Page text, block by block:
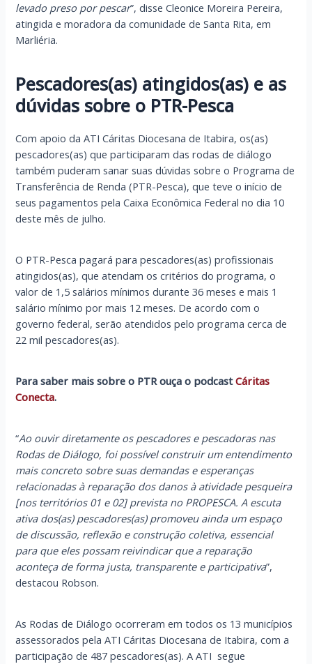
levado preso por pescar”, disse Cleonice Moreira Pereira,
atingida e moradora da comunidade de Santa Rita, em
Marliéria.
Pescadores(as) atingidos(as) e as
dúvidas sobre o PTR-Pesca
Com apoio da ATI Cáritas Diocesana de Itabira, os(as)
pescadores(as) que participaram das rodas de diálogo
também puderam sanar suas dúvidas sobre o Programa de
Transferência de Renda (PTR-Pesca), que teve o início de
seus pagamentos pela Caixa Econômica Federal no dia 10
deste mês de julho.
O PTR-Pesca pagará para pescadores(as) profissionais
atingidos(as), que atendam os critérios do programa, o
valor de 1,5 salários mínimos durante 36 meses e mais 1
salário mínimo por mais 12 meses. De acordo com o
governo federal, serão atendidos pelo programa cerca de
22 mil pescadores(as).
Para saber mais sobre o PTR ouça o podcastCáritas
Conecta.
“Ao ouvir diretamente os pescadores e pescadoras nas
Rodas de Diálogo, foi possível construir um entendimento
mais concreto sobre suas demandas e esperanças
relacionadas à reparação dos danos à atividade pesqueira
[nos territórios 01 e 02] prevista no PROPESCA. A escuta
ativa dos(as) pescadores(as) promoveu ainda um espaço
de discussão, reflexão e construção coletiva, essencial
para que eles possam reivindicar que a reparação
aconteça de forma justa, transparente e participativa”,
destacou Robson.
As Rodas de Diálogo ocorreram em todos os 13 municípios
assessorados pela ATI Cáritas Diocesana de Itabira, com a
participação de 487 pescadores(as). A ATI segue